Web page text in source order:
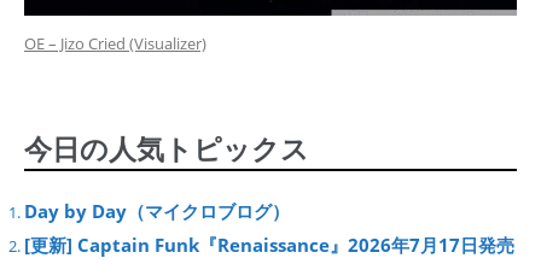
OE – Jizo Cried (Visualizer)
今日の人気トピックス
Day by Day（マイクロブログ）
[更新] Captain Funk『Renaissance』2026年7月17日発売